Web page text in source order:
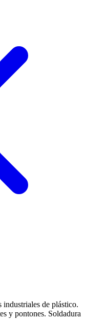
industriales de plástico.
y pontones. Soldadura